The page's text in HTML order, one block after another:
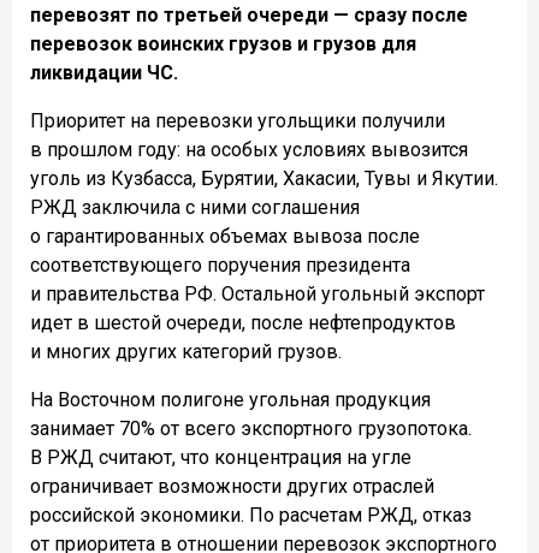
перевозят по третьей очереди — сразу после
перевозок воинских грузов и грузов для
ликвидации ЧС.
Приоритет на перевозки угольщики получили
в прошлом году: на особых условиях вывозится
уголь из Кузбасса, Бурятии, Хакасии, Тувы и Якутии.
РЖД заключила с ними соглашения
о гарантированных объемах вывоза после
соответствующего поручения президента
и правительства РФ. Остальной угольный экспорт
идет в шестой очереди, после нефтепродуктов
и многих других категорий грузов.
На Восточном полигоне угольная продукция
занимает 70% от всего экспортного грузопотока.
В РЖД считают, что концентрация на угле
ограничивает возможности других отраслей
российской экономики. По расчетам РЖД, отказ
от приоритета в отношении перевозок экспортного